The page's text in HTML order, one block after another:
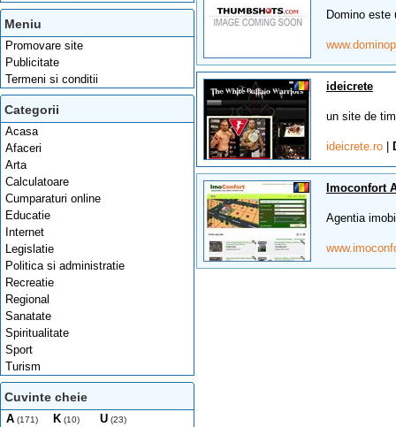
Meniu
Promovare site
Publicitate
Termeni si conditii
Categorii
Acasa
Afaceri
Arta
Calculatoare
Cumparaturi online
Educatie
Internet
Legislatie
Politica si administratie
Recreatie
Regional
Sanatate
Spiritualitate
Sport
Turism
Cuvinte cheie
A (171) K (10) U (23)
Domino
ideicrete
un site de
ideicrete.ro
Imoconfort
Agentia